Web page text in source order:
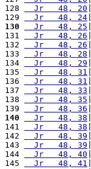
128
  Jr   48, 20
129
  Jr   48, 24
130
  Jr   48, 25
131
  Jr   48, 26
132
  Jr   48, 26
133
  Jr   48, 28
134
  Jr   48, 29
135
  Jr   48, 31
136
  Jr   48, 31
137
  Jr   48, 33
138
  Jr   48, 35
139
  Jr   48, 36
140
  Jr   48, 38
141
  Jr   48, 38
142
  Jr   48, 39
143
  Jr   48, 39
144
  Jr   48, 40
145
  Jr   48, 41